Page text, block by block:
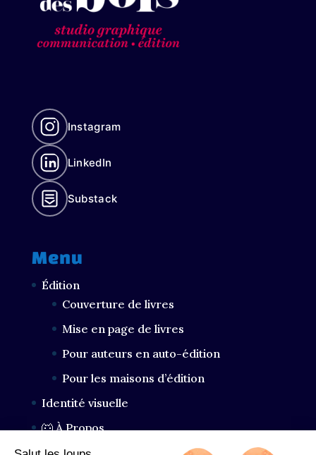
Instagram
LinkedIn
Substack
Menu
Édition
Couverture de livres
Mise en page de livres
Pour auteurs en auto-édition
Pour les maisons d’édition
Identité visuelle
🐺 À Propos
Portfolio